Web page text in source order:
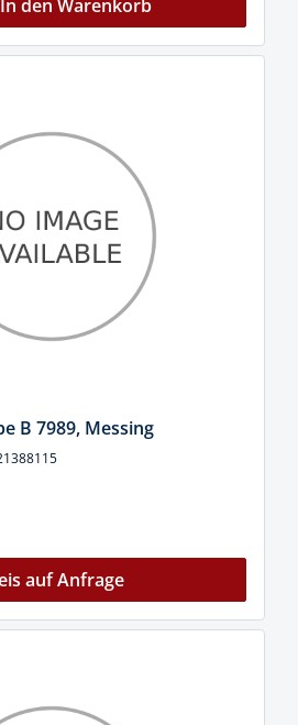
In den Warenkorb
B 7989, Messing
auf Anfrage